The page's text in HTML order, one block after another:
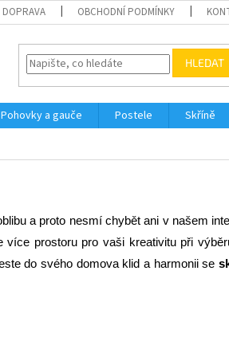
DOPRAVA OBCHODNÍ PODMÍNKY
HLEDAT
Pohovky a gauče Postele Skříně
a proto nesmí chybět ani v našem
prostoru pro vaši kreativitu při
do svého domova klid a harmonii se